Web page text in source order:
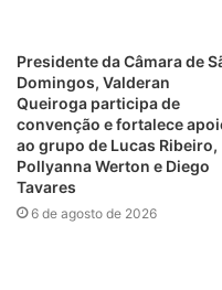
Presidente da Câmara de
Domingos, Valderan
Queiroga participa de
convenção e fortalece
ao grupo de Lucas Ribeiro,
Pollyanna Werton e Diego
Tavares
6 de agosto de 2026